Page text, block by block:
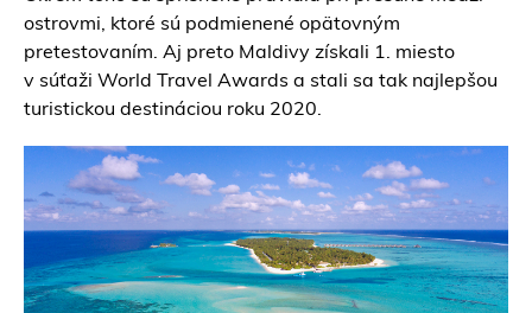
ostrovmi, ktoré sú podmienené opätovným
pretestovaním. Aj preto Maldivy získali 1. miesto
v súťaži World Travel Awards a stali sa tak najlepšou
turistickou destináciou roku 2020.